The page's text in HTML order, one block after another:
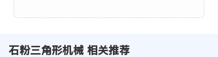
石粉三角形机械 相关推荐